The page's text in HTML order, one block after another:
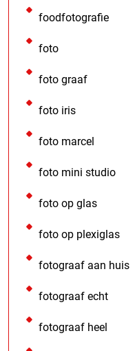
foodfotografie
foto
foto graaf
foto iris
foto marcel
foto mini studio
foto op glas
foto op plexiglas
fotograaf aan huis
fotograaf echt
fotograaf heel